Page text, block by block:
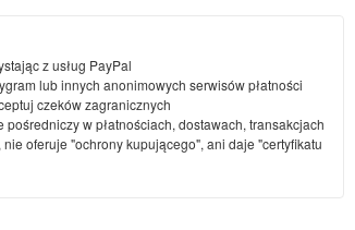
z usług PayPal
lub innych anonimowych serwisów płatności
czeków zagranicznych
w płatnościach, dostawach, transakcjach
oferuje "ochrony kupującego", ani daje "certyfikatu